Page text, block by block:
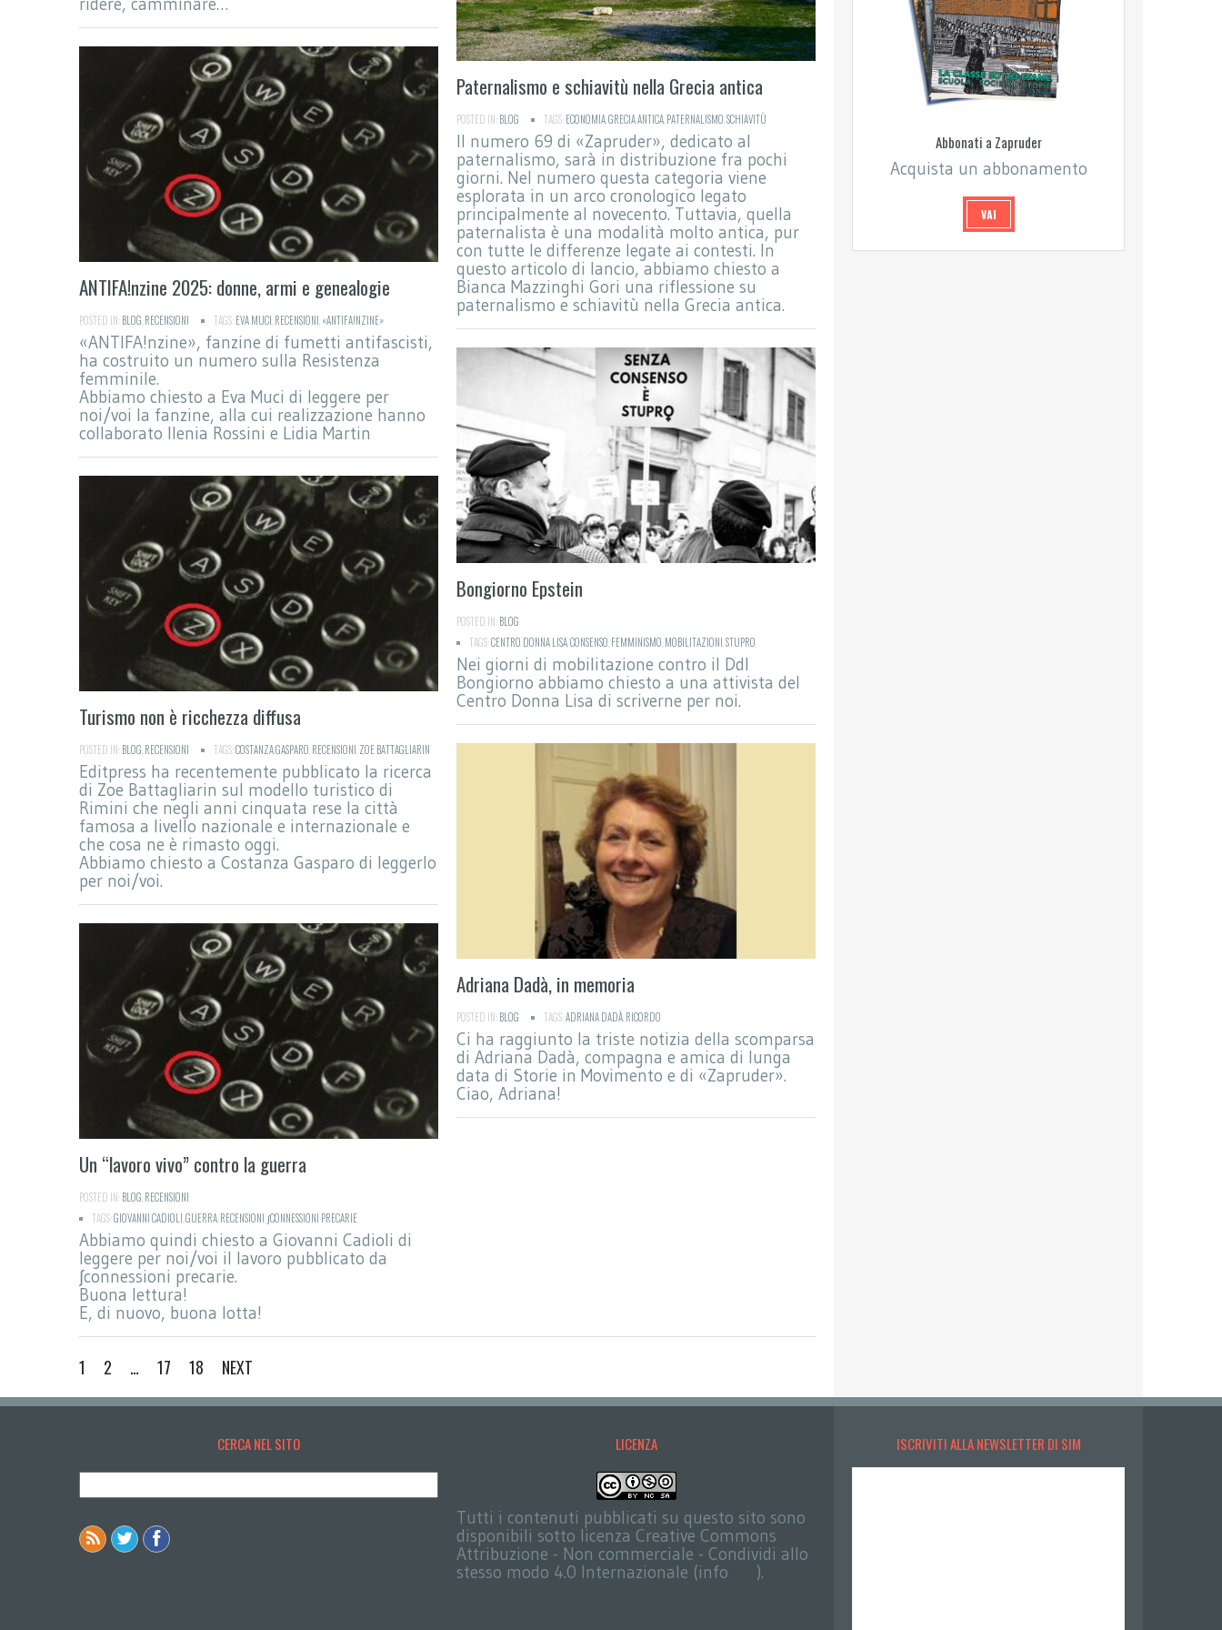
ridere, camminare…
Paternalismo e schiavitù nella Grecia antica
POSTED IN:BLOG TAGS:ECONOMIAGRECIA ANTICA PATERNALISMO SCHIAVITÙ
Il numero 69 di «Zapruder», dedicato al
paternalismo, sarà in distribuzione fra pochi
giorni. Nel numero questa categoria viene
esplorata in un arco cronologico legato
principalmente al novecento. Tuttavia, quella
paternalista è una modalità molto antica, pur
con tutte le differenze legate ai contesti. In
questo articolo di lancio, abbiamo chiesto a
Bianca Mazzinghi Gori una riflessione su
paternalismo e schiavitù nella Grecia antica.
ANTIFA!nzine 2025: donne, armi e genealogie
POSTED IN:BLOG,RECENSIONI TAGS:EVA MUCI,RECENSIONI,«ANTIFA!NZINE»
«ANTIFA!nzine», fanzine di fumetti antifascisti,
ha costruito un numero sulla Resistenza
femminile.
Abbiamo chiesto a Eva Muci di leggere per
noi/voi la fanzine, alla cui realizzazione hanno
collaborato Ilenia Rossini e Lidia Martin
Bongiorno Epstein
POSTED IN:BLOG
TAGS:CENTRO DONNA LISACONSENSO FEMMINISMO MOBILITAZIONI STUPRO
Nei giorni di mobilitazione contro il Ddl
Bongiorno abbiamo chiesto a una attivista del
Centro Donna Lisa di scriverne per noi.
Turismo non è ricchezza diffusa
POSTED IN:BLOG,RECENSIONI TAGS:COSTANZA GASPARO,RECENSIONI,ZOE BATTAGLIARIN
Editpress ha recentemente pubblicato la ricerca
di Zoe Battagliarin sul modello turistico di
Rimini che negli anni cinquata rese la città
famosa a livello nazionale e internazionale e
che cosa ne è rimasto oggi.
Abbiamo chiesto a Costanza Gasparo di leggerlo
per noi/voi.
Adriana Dadà, in memoria
POSTED IN:BLOG TAGS:ADRIANA DADÀ RICORDO
Ci ha raggiunto la triste notizia della scomparsa
di Adriana Dadà, compagna e amica di lunga
data di Storie in Movimento e di «Zapruder».
Ciao, Adriana!
Un “lavoro vivo” contro la guerra
POSTED IN:BLOG,RECENSIONI
TAGS:GIOVANNI CADIOLI,GUERRA,RECENSIONI,∫CONNESSIONI PRECARIE
Abbiamo quindi chiesto a Giovanni Cadioli di
leggere per noi/voi il lavoro pubblicato da
∫connessioni precarie.
Buona lettura!
E, di nuovo, buona lotta!
1 2 … 17 18 NEXT
Abbonati a Zapruder
Acquista un abbonamento
VAI
CERCA NEL SITO LICENZA
Tutti i contenuti pubblicati su questo sito sono
disponibili sotto licenza Creative Commons
Attribuzione - Non commerciale - Condividi allo
stesso modo 4.0 Internazionale (info
).
ISCRIVITI ALLA NEWSLETTER DI SIM